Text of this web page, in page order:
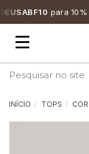
para 10%
Mudar
INÍCIO TOPS